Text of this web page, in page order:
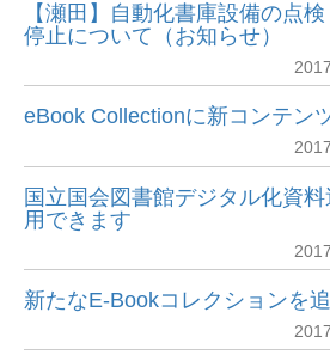
【瀬田】自動化書庫設備の点
停止について（お知らせ）
eBook Collectionに新コンテン
国立国会図書館デジタル化資
用できます
新たなE-Bookコレクションを